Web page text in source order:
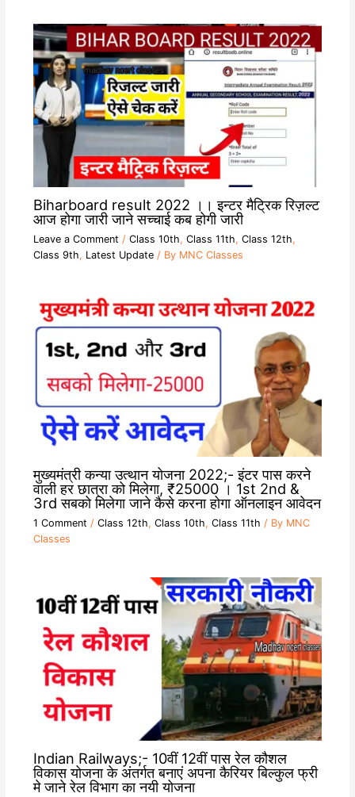
Biharboard result 2022 ।। इन्टर मैट्रिक रिज़ल्ट
आज होगा जारी जाने सच्चाई कब होगी जारी
Leave a Comment / Class 10th, Class 11th, Class 12th,
Class 9th, Latest Update/ By MNC Classes
मुख्यमंत्री कन्या उत्थान योजना 2022;- इंटर पास करने
वाली हर छात्रा को मिलेगा, ₹25000 । 1st 2nd &
3rd सबको मिलेगा जाने कैसे करना होगा ऑनलाइन आवेदन
1 Comment / Class 12th, Class 10th, Class 11th / By MNC
Classes
Indian Railways;- 10वीं 12वीं पास रेल कौशल
विकास योजना के अंतर्गत बनाएं अपना कैरियर बिल्कुल फ्री
मे जाने रेल विभाग का नयी योजना